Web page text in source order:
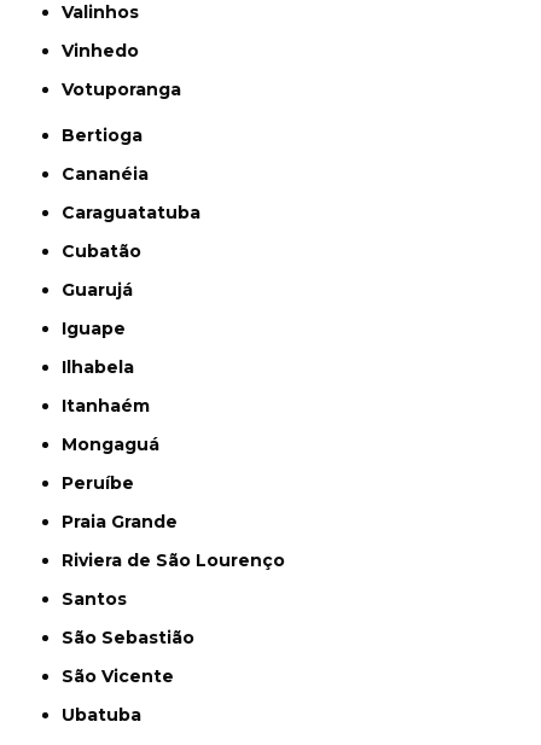
Valinhos
Vinhedo
Votuporanga
Bertioga
Cananéia
Caraguatatuba
Cubatão
Guarujá
Iguape
Ilhabela
Itanhaém
Mongaguá
Peruíbe
Praia Grande
Riviera de São Lourenço
Santos
São Sebastião
São Vicente
Ubatuba